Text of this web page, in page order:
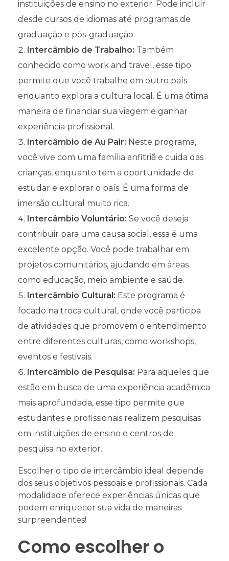
instituições de ensino no exterior. Pode incluir
desde cursos de idiomas até programas de
graduação e pós-graduação.
Intercâmbio de Trabalho: Também
conhecido como work and travel, esse tipo
permite que você trabalhe em outro país
enquanto explora a cultura local. É uma ótima
maneira de financiar sua viagem e ganhar
experiência profissional.
Intercâmbio de Au Pair: Neste programa,
você vive com uma família anfitriã e cuida das
crianças, enquanto tem a oportunidade de
estudar e explorar o país. É uma forma de
imersão cultural muito rica.
Intercâmbio Voluntário: Se você deseja
contribuir para uma causa social, essa é uma
excelente opção. Você pode trabalhar em
projetos comunitários, ajudando em áreas
como educação, meio ambiente e saúde.
Intercâmbio Cultural: Este programa é
focado na troca cultural, onde você participa
de atividades que promovem o entendimento
entre diferentes culturas, como workshops,
eventos e festivais.
Intercâmbio de Pesquisa: Para aqueles que
estão em busca de uma experiência acadêmica
mais aprofundada, esse tipo permite que
estudantes e profissionais realizem pesquisas
em instituições de ensino e centros de
pesquisa no exterior.
Escolher o tipo de intercâmbio ideal depende
dos seus objetivos pessoais e profissionais. Cada
modalidade oferece experiências únicas que
podem enriquecer sua vida de maneiras
surpreendentes!
Como escolher o